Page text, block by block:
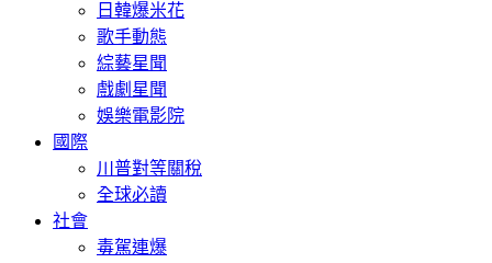
日韓爆米花
歌手動態
綜藝星聞
戲劇星聞
娛樂電影院
國際
川普對等關稅
全球必讀
社會
毒駕連爆